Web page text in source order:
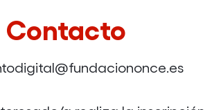
Contacto